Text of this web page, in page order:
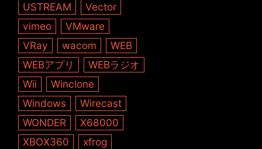
USTREAM
Vector
vimeo
VMware
VRay
wacom
WEB
WEBアプリ
WEBラジオ
Wii
Winclone
Windows
Wirecast
WONDER
X68000
XBOX360
xfrog